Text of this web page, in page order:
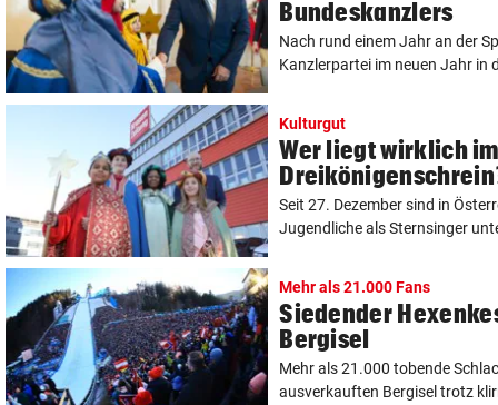
Bundeskanzlers
Nach rund einem Jahr an der
Kanzlerpartei im neuen Jahr in
Kulturgut
Wer liegt wirklich
Seit 27. Dezember sind in
Jugendliche als Sternsinger
Mehr als 21.000 Fans
Siedender
Bergisel
Mehr als 21.000 tobende
ausverkauften Bergisel trotz